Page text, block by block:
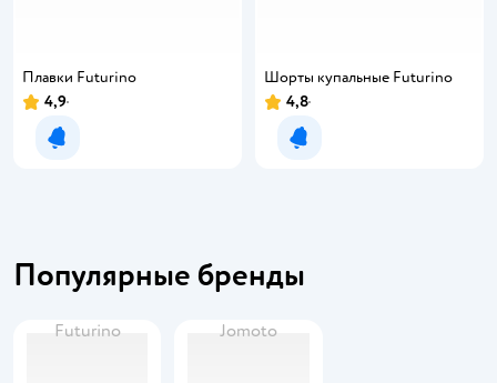
Плавки Futurino
4,9
Уведомить о появлении
Шорты купальные Futurino
4,8
Уведомить о появлении
Популярные бренды
Futurino Jomoto